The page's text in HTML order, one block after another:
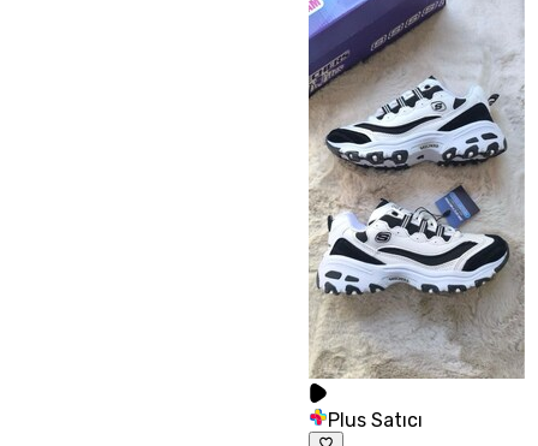
Plus Satıcı